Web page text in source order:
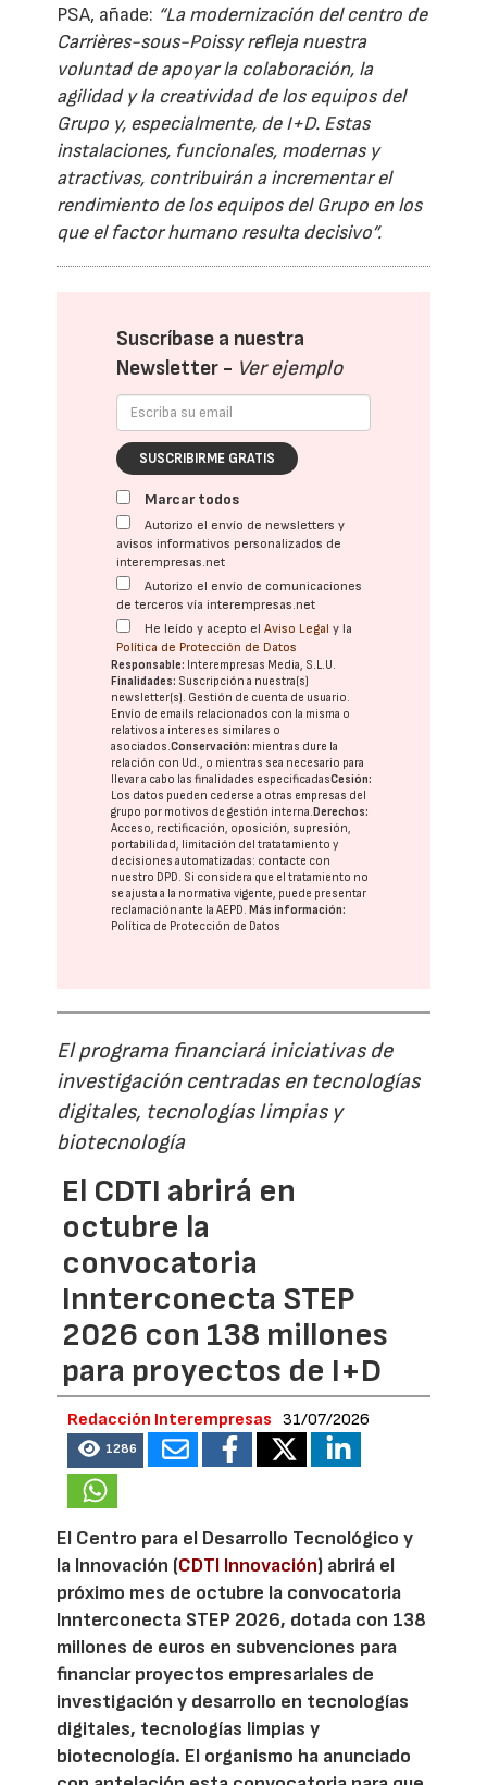
PSA, añade: “La modernización del centro de
Carrières-sous-Poissy refleja nuestra
voluntad de apoyar la colaboración, la
agilidad y la creatividad de los equipos del
Grupo y, especialmente, de I+D. Estas
instalaciones, funcionales, modernas y
atractivas, contribuirán a incrementar el
rendimiento de los equipos del Grupo en los
que el factor humano resulta decisivo”.
Suscríbase a nuestra
Newsletter - Ver ejemplo
SUSCRIBIRME GRATIS
Marcar todos
Autorizo el envío de newsletters y
avisos informativos personalizados de
interempresas.net
Autorizo el envío de comunicaciones
de terceros vía interempresas.net
He leído y acepto elAviso Legal y la
Política de Protección de Datos
Responsable: Interempresas Media, S.L.U.
Finalidades: Suscripción a nuestra(s)
newsletter(s). Gestión de cuenta de usuario.
Envío de emails relacionados con la misma o
relativos a intereses similares o
asociados.Conservación: mientras dure la
relación con Ud., o mientras sea necesario para
llevar a cabo las finalidades especificadasCesión:
Los datos pueden cederse a otras empresas del
grupo por motivos de gestión interna.Derechos:
Acceso, rectificación, oposición, supresión,
portabilidad, limitación del tratatamiento y
decisiones automatizadas: contacte con
nuestro DPD. Si considera que el tratamiento no
se ajusta a la normativa vigente, puede presentar
reclamación ante laAEPD.Más información:
Política de Protección de Datos
El programa financiará iniciativas de
investigación centradas en tecnologías
digitales, tecnologías limpias y
biotecnología
El CDTI abrirá en
octubre la
convocatoria
Innterconecta STEP
2026 con 138 millones
para proyectos de I+D
Redacción Interempresas 31/07/2026
1286
El Centro para el Desarrollo Tecnológico y
la Innovación (CDTI Innovación) abrirá el
próximo mes de octubre la convocatoria
Innterconecta STEP 2026, dotada con 138
millones de euros en subvenciones para
financiar proyectos empresariales de
investigación y desarrollo en tecnologías
digitales, tecnologías limpias y
biotecnología. El organismo ha anunciado